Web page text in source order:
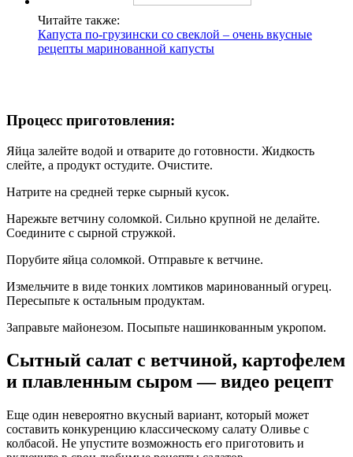
Читайте также:
Капуста по-грузински со свеклой – очень вкусные
рецепты маринованной капусты
Процесс приготовления:
Яйца залейте водой и отварите до готовности. Жидкость
слейте, а продукт остудите. Очистите.
Натрите на средней терке сырный кусок.
Нарежьте ветчину соломкой. Сильно крупной не делайте.
Соедините с сырной стружкой.
Порубите яйца соломкой. Отправьте к ветчине.
Измельчите в виде тонких ломтиков маринованный огурец.
Пересыпьте к остальным продуктам.
Заправьте майонезом. Посыпьте нашинкованным укропом.
Сытный салат с ветчиной, картофелем
и плавленным сыром — видео рецепт
Еще один невероятно вкусный вариант, который может
составить конкуренцию классическому салату Оливье с
колбасой. Не упустите возможность его приготовить и